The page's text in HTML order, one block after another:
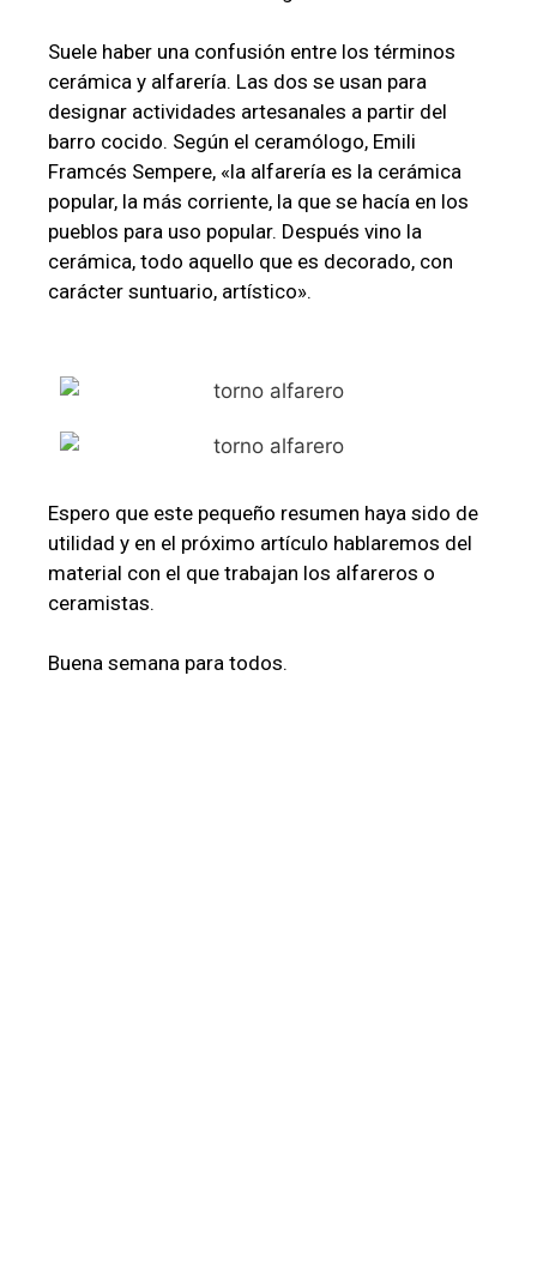
Suele haber una confusión entre los términos
cerámica y alfarería. Las dos se usan para
designar actividades artesanales a partir del
barro cocido. Según el ceramólogo, Emili
Framcés Sempere, «la alfarería es la cerámica
popular, la más corriente, la que se hacía en los
pueblos para uso popular. Después vino la
cerámica, todo aquello que es decorado, con
carácter suntuario, artístico».
Espero que este pequeño resumen haya sido de
utilidad y en el próximo artículo hablaremos del
material con el que trabajan los alfareros o
ceramistas.
Buena semana para todos.